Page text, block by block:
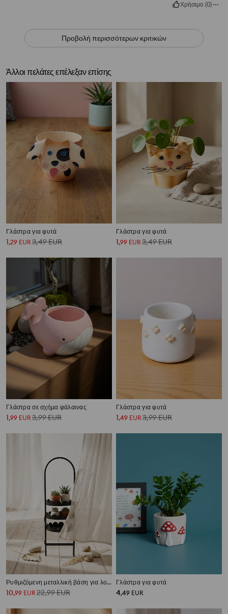
Χρήσιμο (0)
Προβολή περισσότερων κριτικών
Άλλοι πελάτες επέλεξαν επίσης
Γλάστρα για φυτά
1,29 EUR3,49EUR
Γλάστρα για φυτά
1,99 EUR3,49EUR
Γλάστρα σε σχήμα φάλαινας
1,99 EUR 3,99EUR
Γλάστρα για φυτά
1,49 EUR 3,99EUR
Ρυθμιζόμενη μεταλλική βάση για λουλούδια τριών επιπέδων με διακοσμητικό περίγραμμα
10,99 EUR22,99EUR
Γλάστρα για φυτά
4,49 EUR